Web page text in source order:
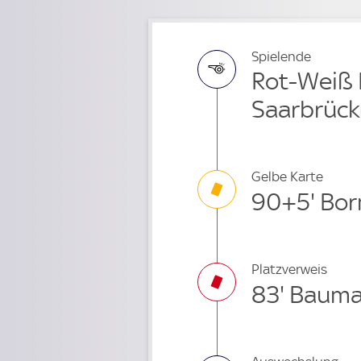
Spielende
Rot-Weiß
Gelbe Karte
90+5'
Platzverweis
83'